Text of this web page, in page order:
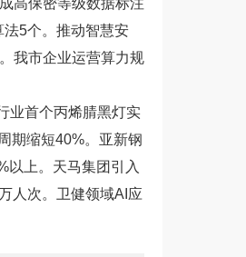
高保密等级数据标注
5个。推动智慧安
我市企业运营算力规
业首个丙烯腈黑灯实
期缩短40%。亚新钢
以上。天马集团引入
人次。卫健领域AI应